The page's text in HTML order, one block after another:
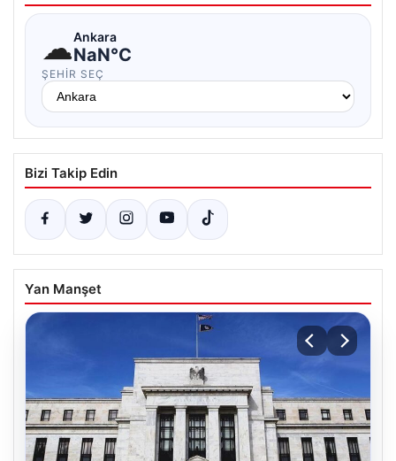
☁Ankara
NaN°C
ŞEHIR SEÇ
Bizi Takip Edin
Yan Manşet